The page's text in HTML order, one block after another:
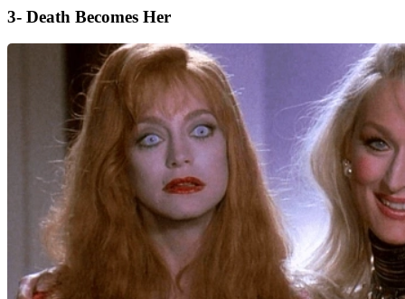
3- Death Becomes Her